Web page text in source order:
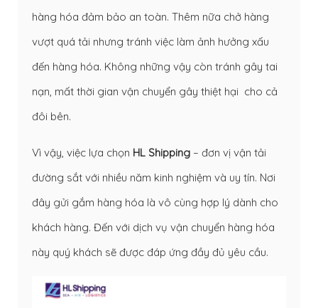
hàng hóa đảm bảo an toàn. Thêm nữa chở hàng
vượt quá tải nhưng tránh việc làm ảnh hưởng xấu
đến hàng hóa. Không những vậy còn tránh gây tai
nạn, mất thời gian vận chuyển gây thiệt hại cho cả
đôi bên.
Vì vậy, việc lựa chọn HL Shipping – đơn vị vận tải
đường sắt với nhiều năm kinh nghiệm và uy tín. Nơi
đây gửi gắm hàng hóa là vô cùng hợp lý dành cho
khách hàng. Đến với dịch vụ vận chuyển hàng hóa
này quý khách sẽ được đáp ứng đầy đủ yêu cầu.